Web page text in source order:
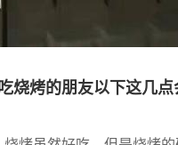
烧烤的朋友以下这几